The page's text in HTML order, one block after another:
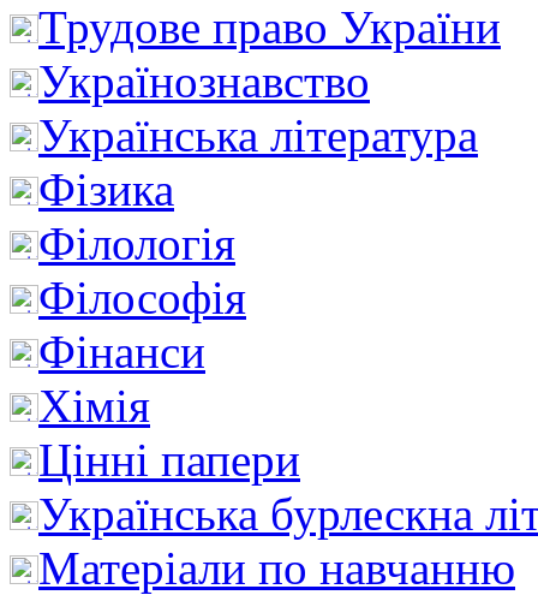
Трудове право України
Українознавство
Українська література
Фізика
Філологія
Філософія
Фінанси
Хімія
Цінні папери
Українська бурлескна
Матеріали по навчанню